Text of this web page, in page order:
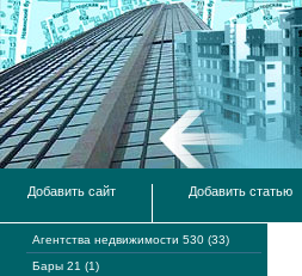
Добавить сайт Добавить статью
Агентства недвижимости 530 (33)
Бары 21 (1)